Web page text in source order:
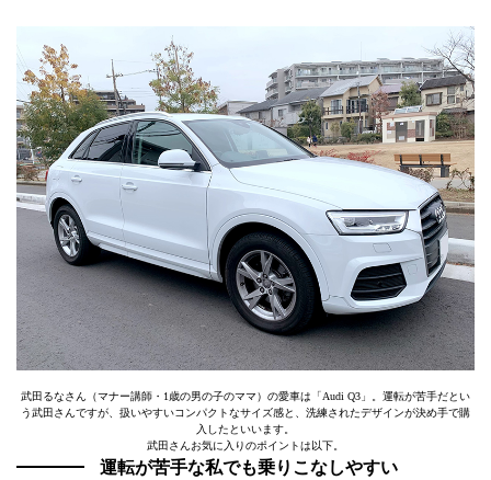
武田るなさん（マナー講師・1歳の男の子のママ）の愛車は「Audi Q3」。運転が苦手だとい
う武田さんですが、扱いやすいコンパクトなサイズ感と、洗練されたデザインが決め手で購
入したといいます。
武田さんお気に入りのポイントは以下。
運転が苦手な私でも乗りこなしやすい